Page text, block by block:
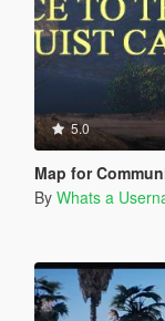
5.0
Map for
By Whats a